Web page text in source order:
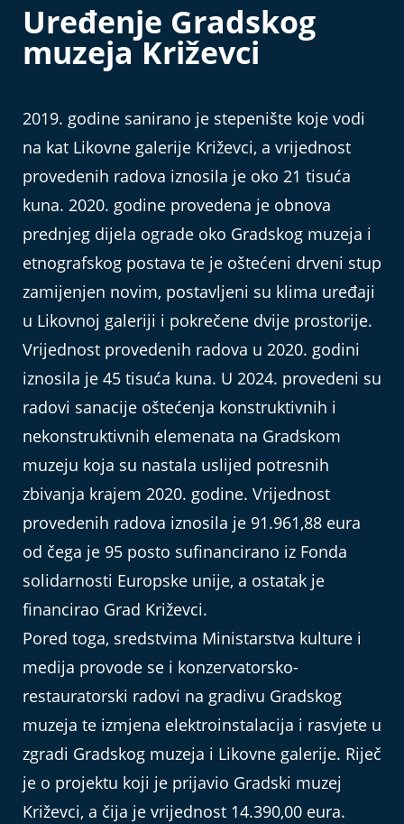
Uređenje Gradskog
muzeja Križevci
2019. godine sanirano je stepenište koje vodi
na kat Likovne galerije Križevci, a vrijednost
provedenih radova iznosila je oko 21 tisuća
kuna. 2020. godine provedena je obnova
prednjeg dijela ograde oko Gradskog muzeja i
etnografskog postava te je oštećeni drveni stup
zamijenjen novim, postavljeni su klima uređaji
u Likovnoj galeriji i pokrečene dvije prostorije.
Vrijednost provedenih radova u 2020. godini
iznosila je 45 tisuća kuna. U 2024. provedeni su
radovi sanacije oštećenja konstruktivnih i
nekonstruktivnih elemenata na Gradskom
muzeju koja su nastala uslijed potresnih
zbivanja krajem 2020. godine. Vrijednost
provedenih radova iznosila je 91.961,88 eura
od čega je 95 posto sufinancirano iz Fonda
solidarnosti Europske unije, a ostatak je
financirao Grad Križevci.
Pored toga, sredstvima Ministarstva kulture i
medija provode se i konzervatorsko-
restauratorski radovi na gradivu Gradskog
muzeja te izmjena elektroinstalacija i rasvjete u
zgradi Gradskog muzeja i Likovne galerije. Riječ
je o projektu koji je prijavio Gradski muzej
Križevci, a čija je vrijednost 14.390,00 eura.